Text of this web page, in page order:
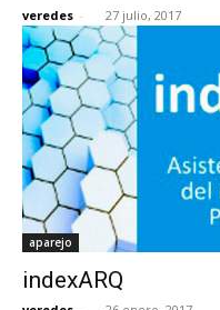
veredes - 27 julio, 2017
aparejo
indexARQ